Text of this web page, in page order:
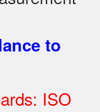
to
ISO